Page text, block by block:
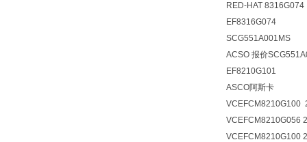
RED-HAT 8316G074
EF8316G074
SCG551A001MS
ACSO 报价
EF8210G101
ASCO阿斯卡
VCEFCM8210G100
VCEFCM8210G056
VCEFCM8210G100